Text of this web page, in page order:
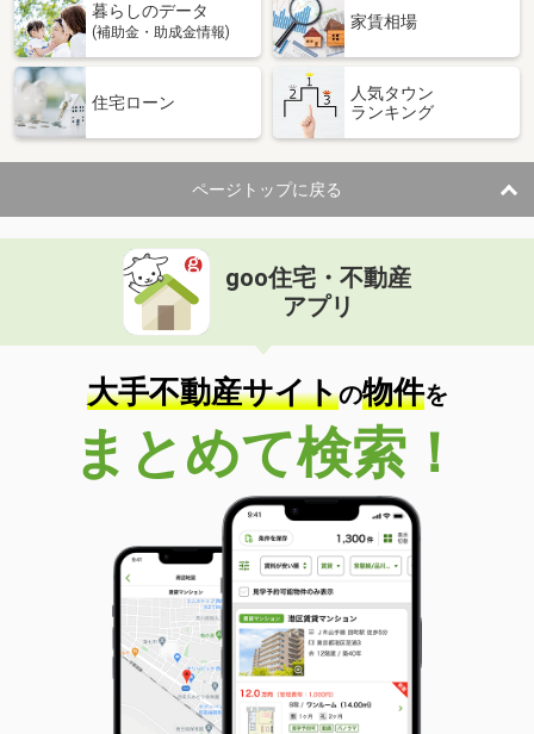
暮らしのデータ
(補助金・助成金情報)
家賃相場
住宅ローン
人気タウン
ランキング
ページトップに戻る
goo住宅・不動産
アプリ
大手不動産サイトの物件を
まとめて検索！